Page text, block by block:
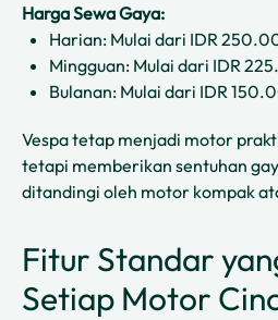
Harga Sewa Gaya:
Harian: Mulai dari IDR
Mingguan: Mulai dari IDR
Bulanan: Mulai dari IDR
Vespa tetap menjadi motor
tetapi memberikan sentuhan
ditandingi oleh motor kompak
Fitur Standar
Setiap Motor